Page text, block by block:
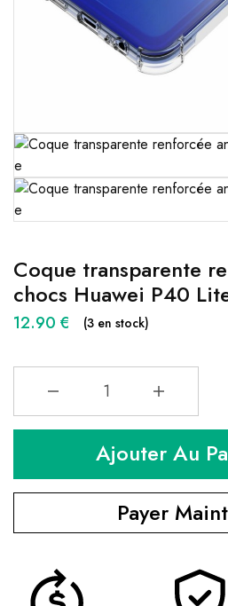
Coque transparente
chocs Huawei P40
12.90 € (3 en stock)
Ajouter Au
Payer